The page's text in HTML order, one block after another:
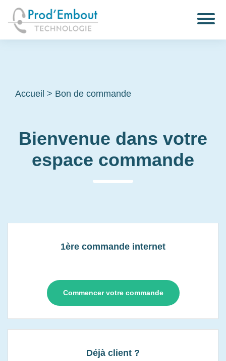
Accueil > Bon de commande
Bienvenue dans votre
espace commande
1ère commande internet
Commencer votre commande
Déjà client ?